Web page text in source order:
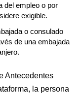
del empleo o por
exigible.
o consulado
de una embajada
Antecedentes
la persona